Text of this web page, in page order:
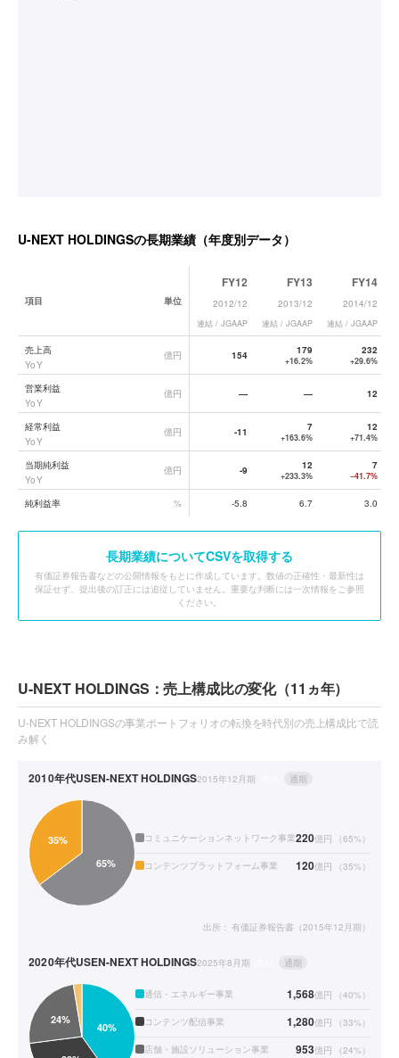
U-NEXT HOLDINGSの長期業績（年度別データ）
U-NEXT HOLDINGS
項目 単位
FY12
2012/12
連結 / JGAAP
FY13
2013/12
連結 / JGAAP
FY14
2014/12
連結 / JGAAP
売上高
YoY
億円 154 179
+16.2%
232
+29.6%
営業利益
YoY
億円 — — 12
経常利益
YoY
億円 -11 7
+163.6%
12
+71.4%
当期純利益
YoY
億円 -9 12
+233.3%
7
−41.7%
純利益率 % -5.8 6.7 3.0
長期業績についてCSVを取得する
有価証券報告書などの公開情報をもとに作成しています。数値の正確性・最新性は
保証せず、提出後の訂正には追従していません。重要な判断には一次情報をご参照
ください。
U-NEXT HOLDINGS：売上構成比の変化（11ヵ年）
U-NEXT HOLDINGSの事業ポートフォリオの転換を時代別の売上構成比で読
み解く
2010年代USEN-NEXT HOLDINGS2015年12月期 通期
コミュニケーションネットワーク事業220億円 （65%）
コンテンツプラットフォーム事業 120億円 （35%）
出所： 有価証券報告書（2015年12月期）
2020年代USEN-NEXT HOLDINGS2025年8月期 通期
通信・エネルギー事業 1,568億円 （40%）
コンテンツ配信事業 1,280億円 （33%）
店舗・施設ソリューション事業 953億円 （24%）